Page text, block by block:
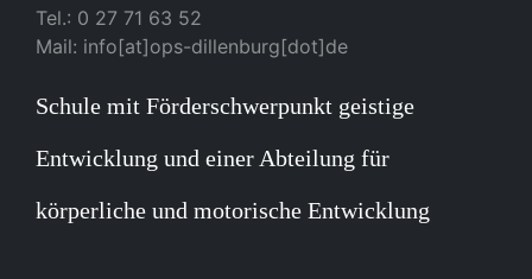
Tel.: 0 27 71 63 52
Mail: info[at]ops-dillenburg[dot]de
Schule mit Förderschwerpunkt geistige
Entwicklung und einer Abteilung für
körperliche und motorische Entwicklung